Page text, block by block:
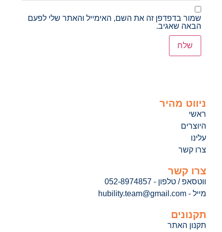
שמור בדפדפן זה את השם, האימייל והאתר שלי לפעם
הבאה שאגיב.
ניווט מהיר
ראשי
היוצרים
עלינו
צרו קשר
צרו קשר
ווטסאפ / טלפון - 052-8974857
מייל - hubility.team@gmail.com
תקנונים
תקנון האתר